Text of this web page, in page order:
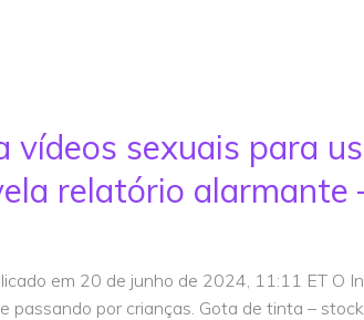
vídeos sexuais para
relatório alarmante
em 20 de junho de 2024, 11:11 ET O
por crianças. Gota de tinta –